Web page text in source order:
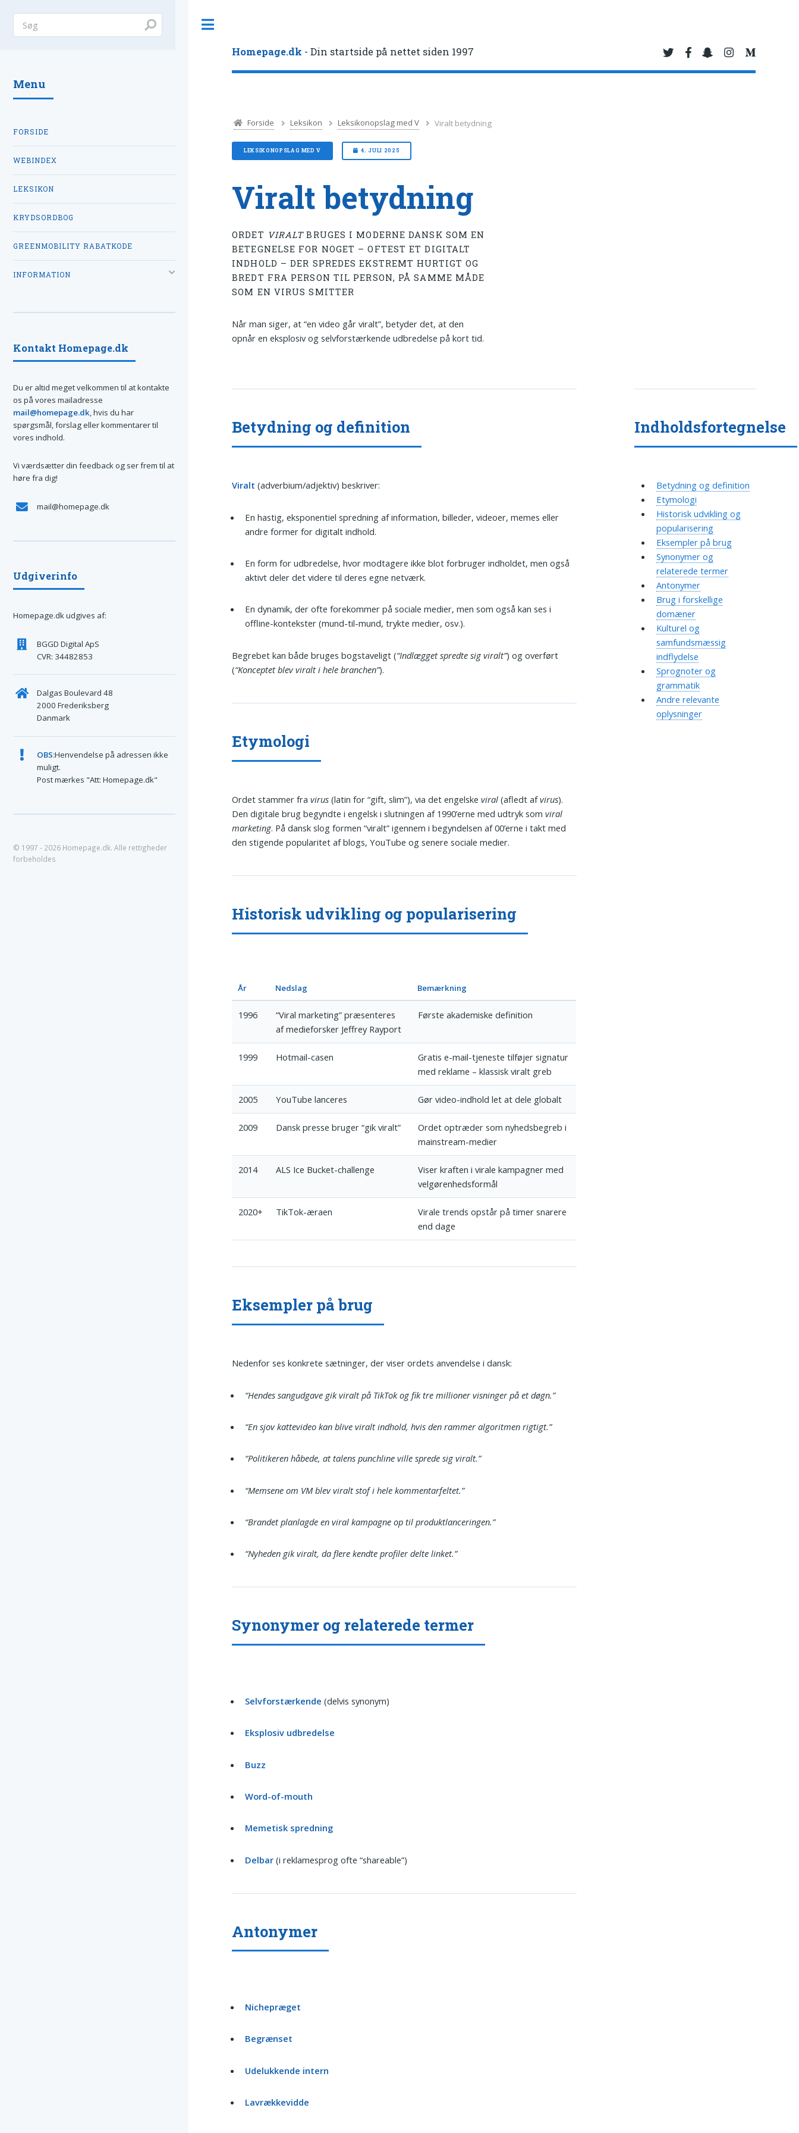
Homepage.dk - Din startside på nettet siden 1997
Forside Leksikon Leksikonopslag med V Viralt betydning
LEKSIKONOPSLAG MED V 4. JULI 2025
Viralt betydning
ORDET VIRALTBRUGES I MODERNE DANSK SOM EN
BETEGNELSE FOR NOGET – OFTEST ET DIGITALT
INDHOLD – DER SPREDES EKSTREMT HURTIGT OG
BREDT FRA PERSON TIL PERSON, PÅ SAMME MÅDE
SOM EN VIRUS SMITTER
Når man siger, at “en video går viralt”, betyder det, at den
opnår en eksplosiv og selvforstærkende udbredelse på kort tid.
Betydning og definition
Viralt (adverbium/adjektiv) beskriver:
En hastig, eksponentiel spredning af information, billeder, videoer, memes eller
andre former for digitalt indhold.
En form for udbredelse, hvor modtagere ikke blot forbruger indholdet, men også
aktivt deler det videre til deres egne netværk.
En dynamik, der ofte forekommer på sociale medier, men som også kan ses i
offline-kontekster (mund-til-mund, trykte medier, osv.).
Begrebet kan både bruges bogstaveligt (“Indlægget spredte sig viralt”) og overført
(“Konceptet blev viralt i hele branchen”).
Etymologi
Ordet stammer fravirus (latin for “gift, slim”), via det engelskeviral (afledt afvirus).
Den digitale brug begyndte i engelsk i slutningen af 1990’erne med udtryk somviral
marketing. På dansk slog formen “viralt” igennem i begyndelsen af 00’erne i takt med
den stigende popularitet af blogs, YouTube og senere sociale medier.
Historisk udvikling og popularisering
År Nedslag Bemærkning
1996
“Viral marketing” præsenteres
af medieforsker Jeffrey Rayport
Første akademiske definition
1999 Hotmail-casen
Gratis e-mail-tjeneste tilføjer signatur
med reklame – klassisk viralt greb
2005 YouTube lanceres Gør video-indhold let at dele globalt
2009 Dansk presse bruger “gik viralt”
Ordet optræder som nyhedsbegreb i
mainstream-medier
2014 ALS Ice Bucket-challenge
Viser kraften i virale kampagner med
velgørenhedsformål
2020+ TikTok-æraen
Virale trends opstår på timer snarere
end dage
Eksempler på brug
Nedenfor ses konkrete sætninger, der viser ordets anvendelse i dansk:
“Hendes sangudgave gik viralt på TikTok og fik tre millioner visninger på et døgn.”
“En sjov kattevideo kan blive viralt indhold, hvis den rammer algoritmen rigtigt.”
“Politikeren håbede, at talens punchline ville sprede sig viralt.”
“Memsene om VM blev viralt stof i hele kommentarfeltet.”
“Brandet planlagde en viral kampagne op til produkt­lan­ce­ringen.”
“Nyheden gik viralt, da flere kendte profiler delte linket.”
Synonymer og relaterede termer
Selvforstærkende (delvis synonym)
Eksplosiv udbredelse
Buzz
Word-of-mouth
Memetisk spredning
Delbar (i reklamesprog ofte “shareable”)
Antonymer
Nichepræget
Begrænset
Udelukkende intern
Lavrækkevidde
Indholdsfortegnelse
Betydning og definition
Etymologi
Historisk udvikling og
popularisering
Eksempler på brug
Synonymer og
relaterede termer
Antonymer
Brug i forskellige
domæner
Kulturel og
samfundsmæssig
indflydelse
Sprognoter og
grammatik
Andre relevante
oplysninger
Menu
FORSIDE
WEBINDEX
LEKSIKON
KRYDSORDBOG
GREENMOBILITY RABATKODE
INFORMATION
Kontakt Homepage.dk
Du er altid meget velkommen til at kontakte
os på vores mailadresse
mail@homepage.dk, hvis du har
spørgsmål, forslag eller kommentarer til
vores indhold.
Vi værdsætter din feedback og ser frem til at
høre fra dig!
mail@homepage.dk
Udgiverinfo
Homepage.dk udgives af:
BGGD Digital ApS
CVR: 34482853
Dalgas Boulevard 48
2000 Frederiksberg
Danmark
OBS:Henvendelse på adressen ikke
muligt.
Post mærkes "Att: Homepage.dk"
© 1997 - 2026 Homepage.dk. Alle rettigheder
forbeholdes